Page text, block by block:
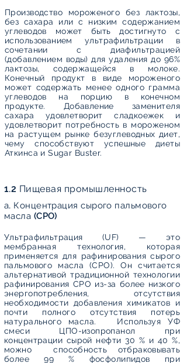
Производство мороженого без лактозы,
без сахара или с низким содержанием
углеводов может быть достигнуто с
использованием ультрафильтрации в
сочетании с диафильтрацией
(добавлением воды) для удаления до 96%
лактозы, содержащейся в молоке.
Конечный продукт в виде мороженого
может содержать менее одного грамма
углеводов на порцию в конечном
продукте. Добавление заменителя
сахара удовлетворит сладкоежек и
удовлетворит потребность в мороженом
на растущем рынке безуглеводных диет,
чему способствуют успешные диеты
Аткинса и Sugar Buster.
1.2 Пищевая промышленность
а. Концентрация сырого пальмового
масла (CPO)
Ультрафильтрация (UF) — это
мембранная технология, которая
применяется для рафинирования сырого
пальмового масла (CPO). Он считается
альтернативой традиционной технологии
рафинирования CPO из-за более низкого
энергопотребления, отсутствия
необходимости добавления химикатов и
почти полного отсутствия потерь
натурального масла. Используя УФ
смеси ЦПО-изопропанол при
концентрации сырой нефти 30 % и 40 %,
можно способность отбраковывать
более 99 % фосфолипидов при